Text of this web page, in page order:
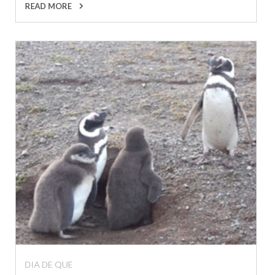
READ MORE
DIA DE QUE